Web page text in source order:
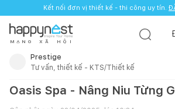
Kết nối đơn vị thiết kế - thi công uy tín.
M Ạ N G X Ã H Ộ I
Prestige
Tư vấn, thiết kế - KTS/Thiết kế
Oasis Spa - Nâng Niu Từng